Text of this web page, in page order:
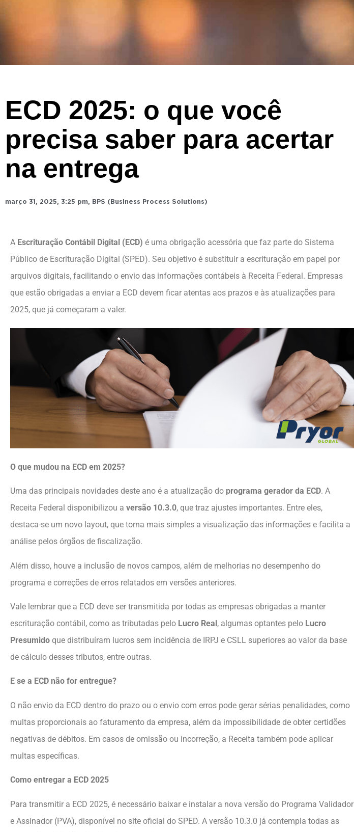
ECD 2025: o que você
precisa saber para acertar
na entrega
março 31, 2025, 3:25 pm, BPS (Business Process Solutions)
A Escrituração Contábil Digital (ECD) é uma obrigação acessória que faz parte do Sistema
Público de Escrituração Digital (SPED). Seu objetivo é substituir a escrituração em papel por
arquivos digitais, facilitando o envio das informações contábeis à Receita Federal. Empresas
que estão obrigadas a enviar a ECD devem ficar atentas aos prazos e às atualizações para
2025, que já começaram a valer.
O que mudou na ECD em 2025?
Uma das principais novidades deste ano é a atualização do programa gerador da ECD. A
Receita Federal disponibilizou a versão 10.3.0, que traz ajustes importantes. Entre eles,
destaca-se um novo layout, que torna mais simples a visualização das informações e facilita a
análise pelos órgãos de fiscalização.
Além disso, houve a inclusão de novos campos, além de melhorias no desempenho do
programa e correções de erros relatados em versões anteriores.
Vale lembrar que a ECD deve ser transmitida por todas as empresas obrigadas a manter
escrituração contábil, como as tributadas pelo Lucro Real, algumas optantes pelo Lucro
Presumido que distribuíram lucros sem incidência de IRPJ e CSLL superiores ao valor da base
de cálculo desses tributos, entre outras.
E se a ECD não for entregue?
O não envio da ECD dentro do prazo ou o envio com erros pode gerar sérias penalidades, como
multas proporcionais ao faturamento da empresa, além da impossibilidade de obter certidões
negativas de débitos. Em casos de omissão ou incorreção, a Receita também pode aplicar
multas específicas.
Como entregar a ECD 2025
Para transmitir a ECD 2025, é necessário baixar e instalar a nova versão do Programa Validador
e Assinador (PVA), disponível no site oficial do SPED. A versão 10.3.0 já contempla todas as